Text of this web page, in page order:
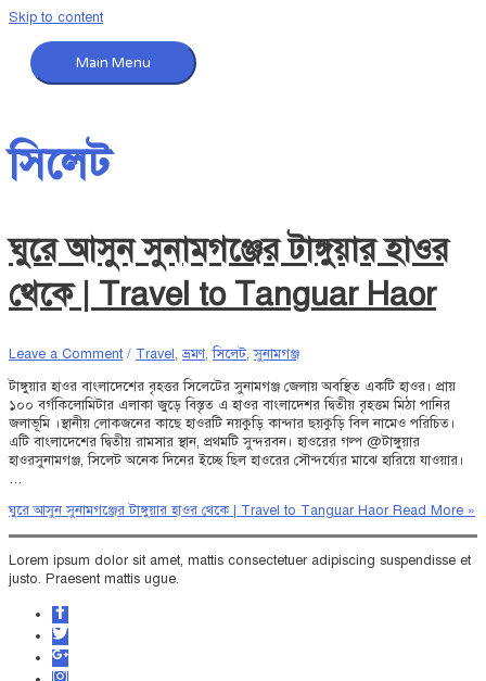
Skip to content
Main Menu
সিলেট
ঘুরে আসুন সুনামগঞ্জের টাঙ্গুয়ার হাওর
থেকে | Travel to Tanguar Haor
Leave a Comment / Travel,ভ্রমণ,সিলেট,সুনামগঞ্জ
টাঙ্গুয়ার হাওর বাংলাদেশের বৃহত্তর সিলেটের সুনামগঞ্জ জেলায় অবস্থিত একটি হাওর। প্রায়
১০০ বর্গকিলোমিটার এলাকা জুড়ে বিস্তৃত এ হাওর বাংলাদেশর দ্বিতীয় বৃহত্তম মিঠা পানির
জলাভূমি ।স্থানীয় লোকজনের কাছে হাওরটি নয়কুড়ি কান্দার ছয়কুড়ি বিল নামেও পরিচিত।
এটি বাংলাদেশের দ্বিতীয় রামসার স্থান, প্রথমটি সুন্দরবন। হাওরের গল্প @টাঙ্গুয়ার
হাওরসুনামগঞ্জ, সিলেট অনেক দিনের ইচ্ছে ছিল হাওরের সৌন্দর্য্যের মাঝে হারিয়ে যাওয়ার।
…
ঘুরে আসুন সুনামগঞ্জের টাঙ্গুয়ার হাওর থেকে | Travel to Tanguar Haor Read More »
Lorem ipsum dolor sit amet, mattis consectetuer adipiscing suspendisse et
justo. Praesent mattis ugue.